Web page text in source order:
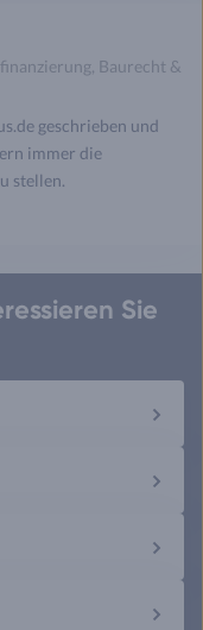
Baurecht &
geschrieben und
immer die
stellen.
Sie